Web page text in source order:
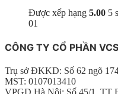
Được xếp hạng 5.00 5
01
CÔNG TY CỔ PHẦN
Trụ sở ĐKKD: Số 62 ngõ
MST: 0107013410